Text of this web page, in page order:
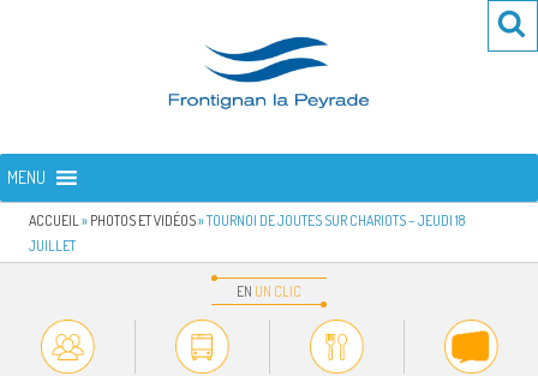
FRONTIGNAN LA PEYRADE
MENU
ACCUEIL » PHOTOS ET VIDÉOS»TOURNOI DE JOUTES SUR CHARIOTS – JEUDI 18
JUILLET
EN UN CLIC